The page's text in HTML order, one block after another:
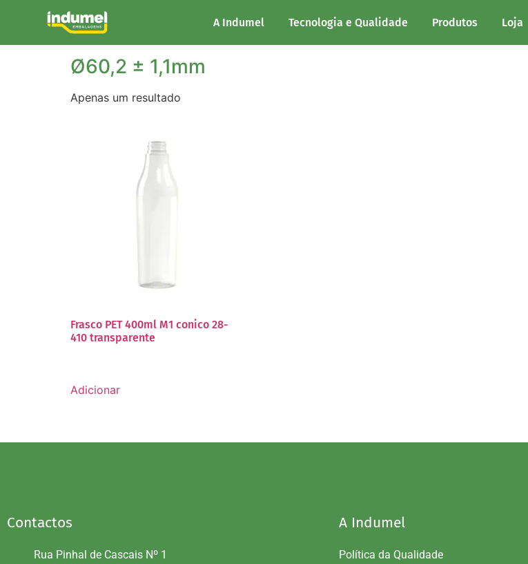
A Indumel Tecnologia e Qualidade Produtos Loja
/ Diâmetro do produto / Ø60,2 ± 1,1mm
Ø60,2 ± 1,1mm
Apenas um resultado
Frasco PET 400ml M1 conico 28-
410 transparente
Adicionar
Contactos
Rua Pinhal de Cascais Nº 1
A Indumel
Política da Qualidade